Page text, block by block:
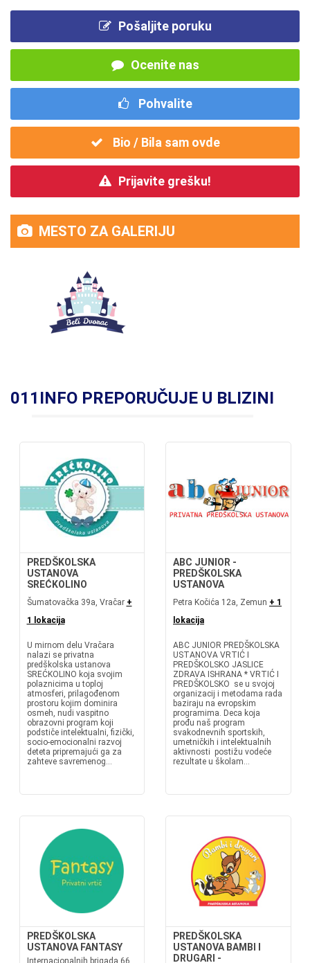
Pošaljite poruku
Ocenite nas
Pohvalite
Bio / Bila sam ovde
Prijavite grešku!
MESTO ZA GALERIJU
011INFO PREPORUČUJE U BLIZINI
PREDŠKOLSKA
USTANOVA
SREĆKOLINO
Šumatovačka 39a, Vračar +
1 lokacija
U mirnom delu Vračara
nalazi se privatna
predškolska ustanova
SREĆKOLINO koja svojim
polaznicima u toploj
atmosferi, prilagođenom
prostoru kojim dominira
osmeh, nudi vaspitno
obrazovni program koji
podstiče intelektualni, fizički,
socio-emocionalni razvoj
deteta pripremajući ga za
zahteve savremenog...
ABC JUNIOR -
PREDŠKOLSKA
USTANOVA
Petra Kočića 12a, Zemun + 1
lokacija
ABC JUNIOR PREDŠKOLSKA
USTANOVA VRTIĆ I
PREDŠKOLSKO JASLICE
ZDRAVA ISHRANA * VRTIĆ I
PREDŠKOLSKO se u svojoj
organizacij i metodama rada
baziraju na evropskim
programima. Deca koja
prođu naš program
svakodnevnih sportskih,
umetničkih i intelektualnih
aktivnosti postižu vodeće
rezultate u školam...
PREDŠKOLSKA
USTANOVA FANTASY
Internacionalnih brigada 66
PREDŠKOLSKA
USTANOVA BAMBI I
DRUGARI -